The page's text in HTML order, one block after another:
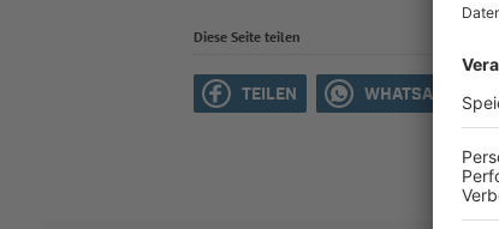
Diese Seite teilen
TEILEN WHATSAPP